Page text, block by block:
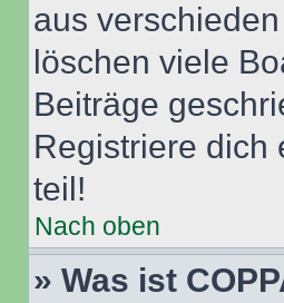
aus
löschen viele
Beiträge
Registriere dich
teil!
Nach oben
» Was ist